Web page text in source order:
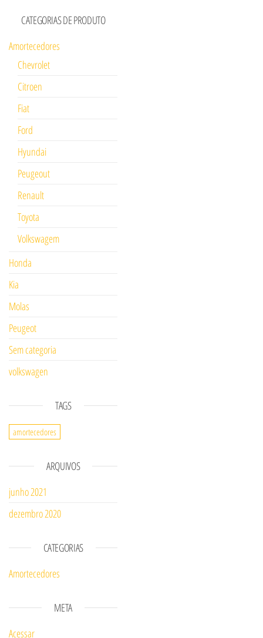
CATEGORIAS DE PRODUTO
Amortecedores
Chevrolet
Citroen
Fiat
Ford
Hyundai
Peugeout
Renault
Toyota
Volkswagem
Honda
Kia
Molas
Peugeot
Sem categoria
volkswagen
TAGS
amortecedores
ARQUIVOS
junho 2021
dezembro 2020
CATEGORIAS
Amortecedores
META
Acessar